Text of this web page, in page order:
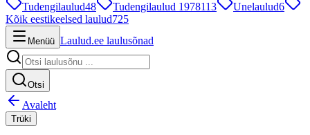
Tudengilaulud48 Tudengilaulud 1978113 Unelaulud6
Kõik eestikeelsed laulud725
Menüü Laulud.ee laulusõnad
Otsi
Avaleht
Trüki